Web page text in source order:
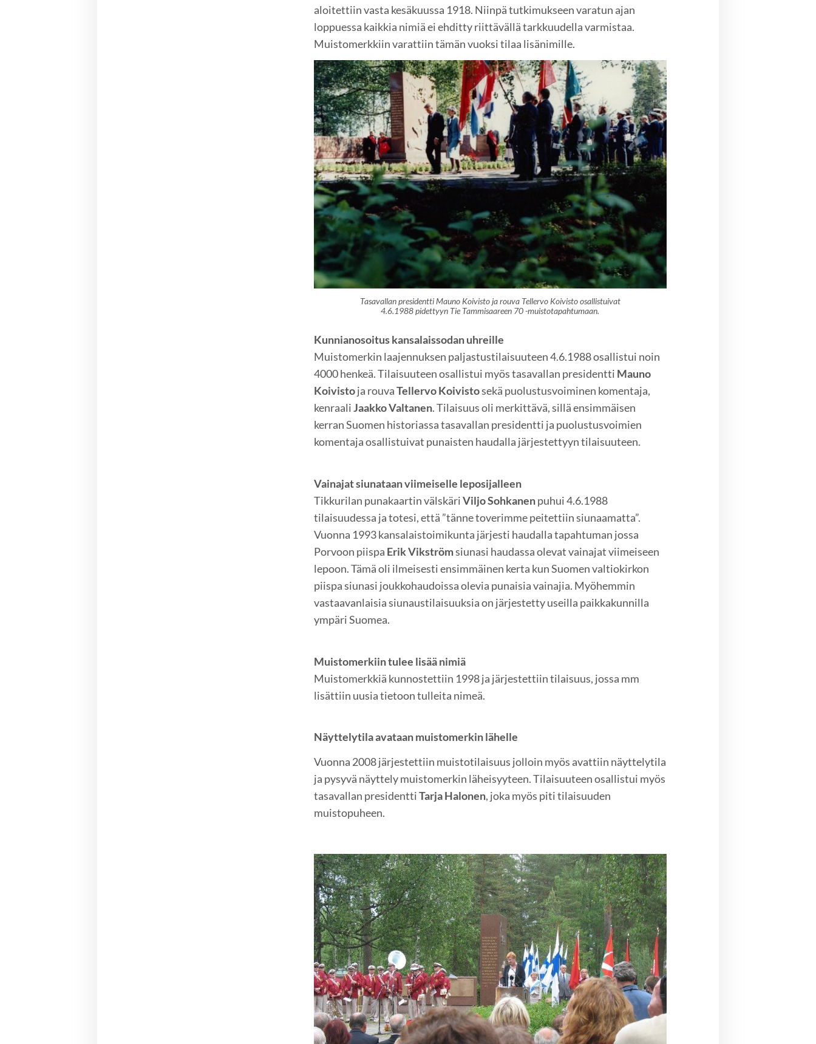
aloitettiin vasta kesäkuussa 1918. Niinpä tutkimukseen varatun ajan
loppuessa kaikkia nimiä ei ehditty riittävällä tarkkuudella varmistaa.
Muistomerkkiin varattiin tämän vuoksi tilaa lisänimille.
Tasavallan presidentti Mauno Koivisto ja rouva Tellervo Koivisto osallistuivat
4.6.1988 pidettyyn Tie Tammisaareen 70 -muistotapahtumaan.
Kunnianosoitus kansalaissodan uhreille
Muistomerkin laajennuksen paljastustilaisuuteen 4.6.1988 osallistui noin
4000 henkeä. Tilaisuuteen osallistui myös tasavallan presidentti Mauno
Koivistoja rouvaTellervo Koivistosekä puolustusvoiminen komentaja,
kenraaliJaakko Valtanen. Tilaisuus oli merkittävä, sillä ensimmäisen
kerran Suomen historiassa tasavallan presidentti ja puolustusvoimien
komentaja osallistuivat punaisten haudalla järjestettyyn tilaisuuteen.
Vainajat siunataan viimeiselle leposijalleen
Tikkurilan punakaartin välskäriViljo Sohkanenpuhui 4.6.1988
tilaisuudessa ja totesi, että ”tänne toverimme peitettiin siunaamatta”.
Vuonna 1993 kansalaistoimikunta järjesti haudalla tapahtuman jossa
Porvoon piispa Erik Vikströmsiunasi haudassa olevat vainajat viimeiseen
lepoon. Tämä oli ilmeisesti ensimmäinen kerta kun Suomen valtiokirkon
piispa siunasi joukkohaudoissa olevia punaisia vainajia. Myöhemmin
vastaavanlaisia siunaustilaisuuksia on järjestetty useilla paikkakunnilla
ympäri Suomea.
Muistomerkiin tulee lisää nimiä
Muistomerkkiä kunnostettiin 1998 ja järjestettiin tilaisuus, jossa mm
lisättiin uusia tietoon tulleita nimeä.
Näyttelytila avataan muistomerkin lähelle
Vuonna 2008 järjestettiin muistotilaisuus jolloin myös avattiin näyttelytila
ja pysyvä näyttely muistomerkin läheisyyteen. Tilaisuuteen osallistui myös
tasavallan presidenttiTarja Halonen, joka myös piti tilaisuuden
muistopuheen.